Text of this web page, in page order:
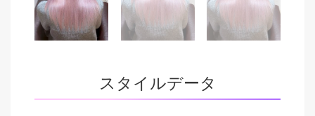
スタイルデータ